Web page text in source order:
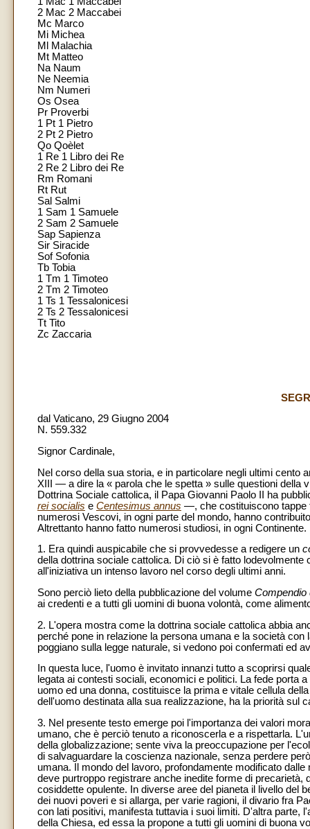
2 Mac 2 Maccabei
Mc Marco
Mi Michea
Ml Malachia
Mt Matteo
Na Naum
Ne Neemia
Nm Numeri
Os Osea
Pr Proverbi
1 Pt 1 Pietro
2 Pt 2 Pietro
Qo Qoèlet
1 Re 1 Libro dei Re
2 Re 2 Libro dei Re
Rm Romani
Rt Rut
Sal Salmi
1 Sam 1 Samuele
2 Sam 2 Samuele
Sap Sapienza
Sir Siracide
Sof Sofonia
Tb Tobia
1 Tm 1 Timoteo
2 Tm 2 Timoteo
1 Ts 1 Tessalonicesi
2 Ts 2 Tessalonicesi
Tt Tito
Zc Zaccaria
dal Vaticano, 29 Giugno 2004
N. 559.332
Signor Cardinale,
Nel corso della sua storia, e in particolare negli ultimi
XIII — a dire la « parola che le spetta » sulle questioni della
Dottrina Sociale cattolica, il Papa Giovanni Paolo II ha
rei socialis e Centesimus annus —, che costituiscono tappe
numerosi Vescovi, in ogni parte del mondo, hanno
Altrettanto hanno fatto numerosi studiosi, in ogni Continente.
1. Era quindi auspicabile che si provvedesse a redigere un
della dottrina sociale cattolica. Di ciò si è fatto
all'iniziativa un intenso lavoro nel corso degli ultimi anni.
Sono perciò lieto della pubblicazione del volume Compendio
ai credenti e a tutti gli uomini di buona volontà, come
2. L'opera mostra come la dottrina sociale cattolica abbia
perché pone in relazione la persona umana e la società
poggiano sulla legge naturale, si vedono poi confermati ed
In questa luce, l'uomo è invitato innanzi tutto a scoprirsi
legata ai contesti sociali, economici e politici. La fede porta
uomo ed una donna, costituisce la prima e vitale cellula
dell'uomo destinata alla sua realizzazione, ha la priorità sul
3. Nel presente testo emerge poi l'importanza dei valori
umano, che è perciò tenuto a riconoscerla e a rispettarla.
della globalizzazione; sente viva la preoccupazione per
di salvaguardare la coscienza nazionale, senza perdere
umana. Il mondo del lavoro, profondamente modificato
deve purtroppo registrare anche inedite forme di
cosiddette opulente. In diverse aree del pianeta il livello
dei nuovi poveri e si allarga, per varie ragioni, il divario fra
con lati positivi, manifesta tuttavia i suoi limiti. D'altra parte,
della Chiesa, ed essa la propone a tutti gli uomini di buona